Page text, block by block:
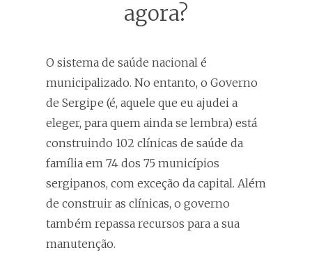
agora?
O sistema de saúde nacional é
municipalizado. No entanto, o Governo
de Sergipe (é, aquele que eu ajudei a
eleger, para quem ainda se lembra) está
construindo 102 clínicas de saúde da
família em 74 dos 75 municípios
sergipanos, com exceção da capital. Além
de construir as clínicas, o governo
também repassa recursos para a sua
manutenção.